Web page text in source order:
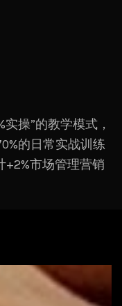
操”的教学模式，
的日常实战训练
+2%市场管理营销